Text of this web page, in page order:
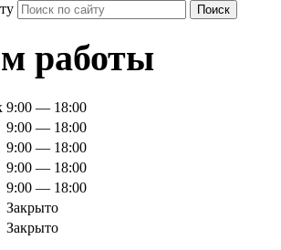
Поиск
работы
9:00 — 18:00
9:00 — 18:00
9:00 — 18:00
9:00 — 18:00
9:00 — 18:00
Закрыто
Закрыто